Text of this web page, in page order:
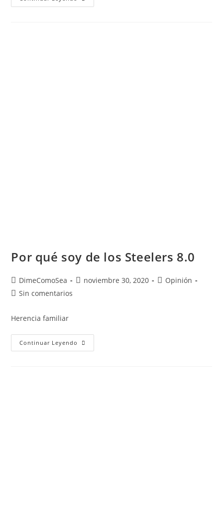
Por qué soy de los Steelers 8.0
DimeComoSea noviembre 30, 2020
Opinión
Sin comentarios
Herencia familiar
Continuar Leyendo